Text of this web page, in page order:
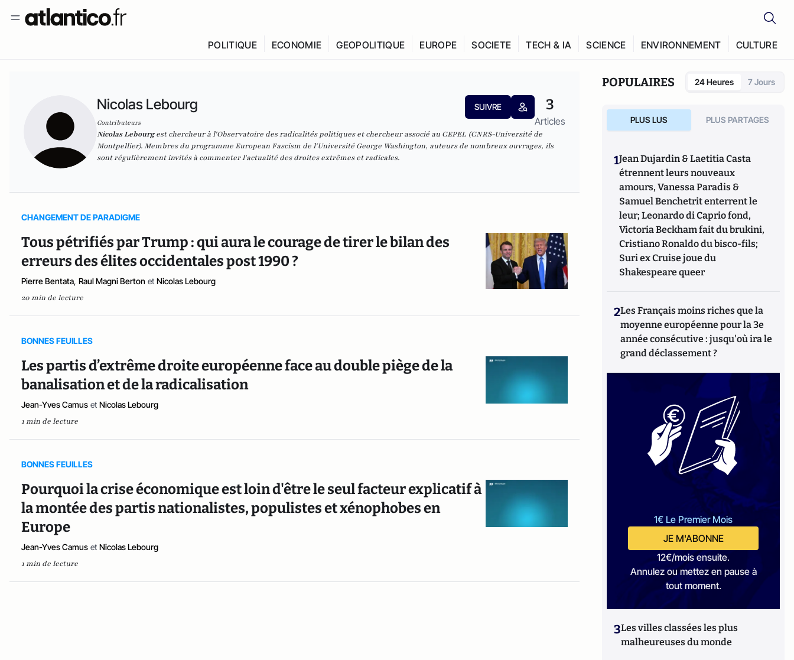
POLITIQUE ECONOMIE GEOPOLITIQUE EUROPE SOCIETE TECH & IA SCIENCE ENVIRONNEMENT CULTURE
Nicolas Lebourg
Contributeurs
SUIVRE 3
Articles
Nicolas Lebourgest chercheur à l'Observatoire des radicalités politiques et chercheur associé au CEPEL (CNRS-Université de
Montpellier). Membres du programme European Fascism de l'Université George Washington, auteurs de nombreux ouvrages, ils
sont régulièrement invités à commenter l'actualité des droites extrêmes et radicales.
CHANGEMENT DE PARADIGME
Tous pétrifiés par Trump : qui aura le courage de tirer le bilan des
erreurs des élites occidentales post 1990 ?
Pierre Bentata, Raul Magni Berton et Nicolas Lebourg
20 min de lecture
BONNES FEUILLES
Les partis d’extrême droite européenne face au double piège de la
banalisation et de la radicalisation
Jean-Yves Camus et Nicolas Lebourg
1 min de lecture
BONNES FEUILLES
Pourquoi la crise économique est loin d'être le seul facteur explicatif à
la montée des partis nationalistes, populistes et xénophobes en
Europe
Jean-Yves Camus et Nicolas Lebourg
1 min de lecture
POPULAIRES 24 Heures 7 Jours
PLUS LUS PLUS PARTAGES
1Jean Dujardin & Laetitia Casta
étrennent leurs nouveaux
amours, Vanessa Paradis &
Samuel Benchetrit enterrent le
leur; Leonardo di Caprio fond,
Victoria Beckham fait du brukini,
Cristiano Ronaldo du bisco-fils;
Suri ex Cruise joue du
Shakespeare queer
2Les Français moins riches que la
moyenne européenne pour la 3e
année consécutive : jusqu'où ira le
grand déclassement ?
1€ Le Premier Mois
JE M'ABONNE
12€/mois ensuite.
Annulez ou mettez en pause à
tout moment.
3Les villes classées les plus
malheureuses du monde